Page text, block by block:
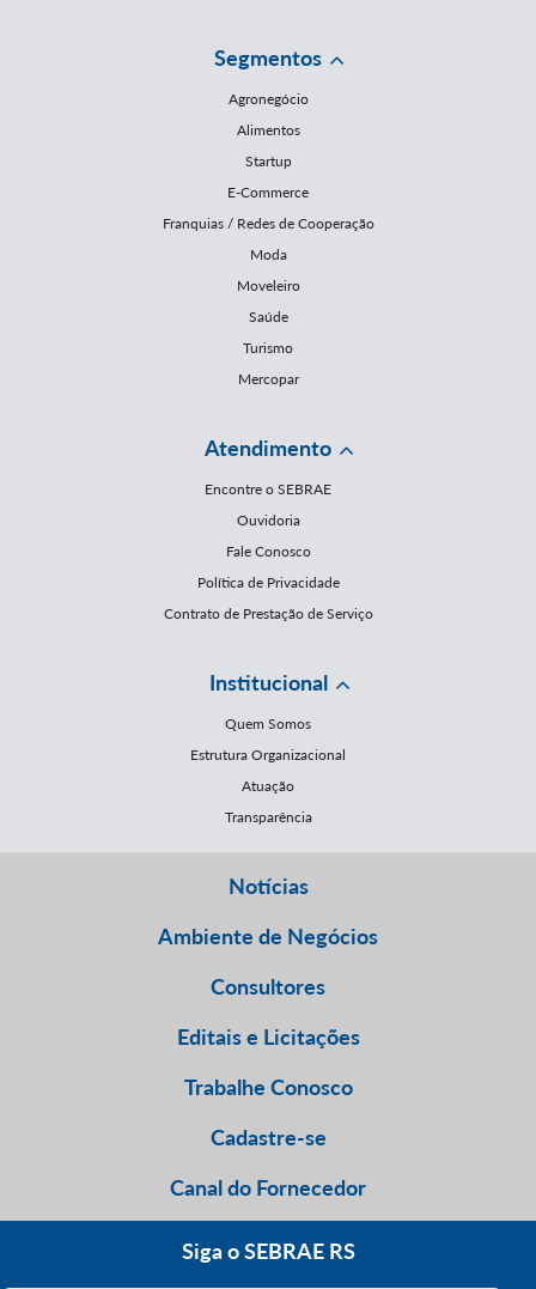
Segmentos
Agronegócio
Alimentos
Startup
E-Commerce
Franquias / Redes de Cooperação
Moda
Moveleiro
Saúde
Turismo
Mercopar
Atendimento
Encontre o SEBRAE
Ouvidoria
Fale Conosco
Política de Privacidade
Contrato de Prestação de Serviço
Institucional
Quem Somos
Estrutura Organizacional
Atuação
Transparência
Notícias
Ambiente de Negócios
Consultores
Editais e Licitações
Trabalhe Conosco
Cadastre-se
Canal do Fornecedor
Siga o SEBRAE RS